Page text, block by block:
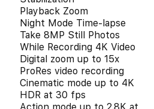
Playback Zoom
Night Mode Time-lapse
Take 8MP Still Photos
While Recording 4K Video
Digital zoom up to 15x
ProRes video recording
Cinematic mode up to 4K
HDR at 30 fps